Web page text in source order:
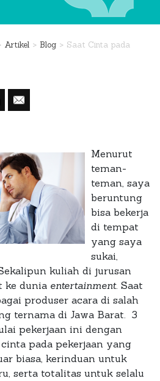
Artikel > Blog > Saat Cinta pada
Menurut
teman-
teman, saya
beruntung
bisa bekerja
di tempat
yang saya
sukai,
kuliah di jurusan
ke dunia entertainment. Saat
produser acara di salah
ternama di Jawa Barat. 3
pekerjaan ini dengan
cinta pada pekerjaan yang
biasa, kerinduan untuk
serta totalitas untuk selalu